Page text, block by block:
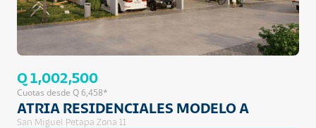
Q 1,002,500
Cuotas desde Q 6,458*
ATRIA RESIDENCIALES MODELO A
San Miguel Petapa Zona 11